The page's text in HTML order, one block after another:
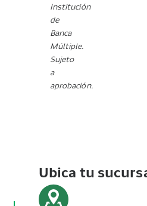
Institución
de
Banca
Múltiple.
Sujeto
a
aprobación.
Ubica tu